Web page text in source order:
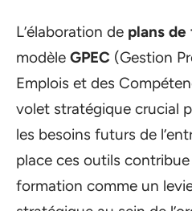
L’élaboration de plans
modèle GPEC (Gestion
Emplois et des
volet stratégique crucial
les besoins futurs de
place ces outils
formation comme un